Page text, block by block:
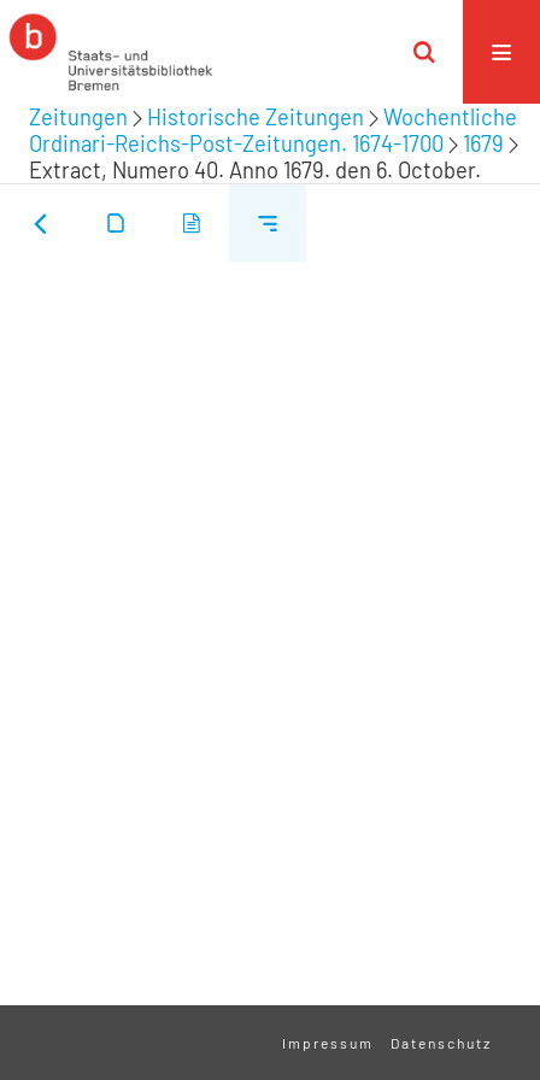
Zeitungen Historische Zeitungen
Wochentliche
Ordinari-Reichs-Post-Zeitungen. 1674-1700
1679
Extract, Numero 40. Anno 1679. den 6. October.
Impressum Datenschutz